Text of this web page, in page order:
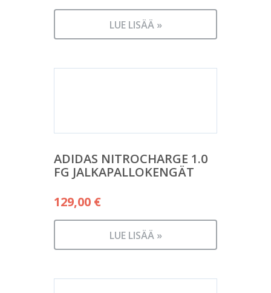
LUE LISÄÄ »
ADIDAS NITROCHARGE 1.0
FG JALKAPALLOKENGÄT
129,00 €
LUE LISÄÄ »